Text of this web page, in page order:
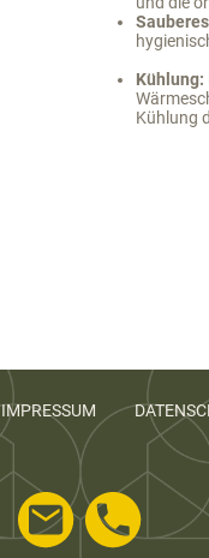
Kühlung:
Kühlung
IMPRESSUM